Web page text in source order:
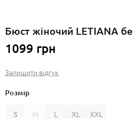
Бюст жіночий LETIANA
1099 грн
Залишити відгук
Розмір
S M L XL XXL